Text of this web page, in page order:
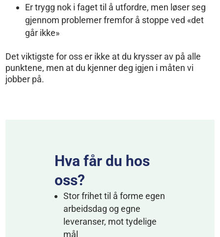
Er trygg nok i faget til å utfordre, men løser seg
gjennom problemer fremfor å stoppe ved «det
går ikke»
Det viktigste for oss er ikke at du krysser av på alle
punktene, men at du kjenner deg igjen i måten vi
jobber på.
Hva får du hos
oss?
Stor frihet til å forme egen
arbeidsdag og egne
leveranser, mot tydelige
mål